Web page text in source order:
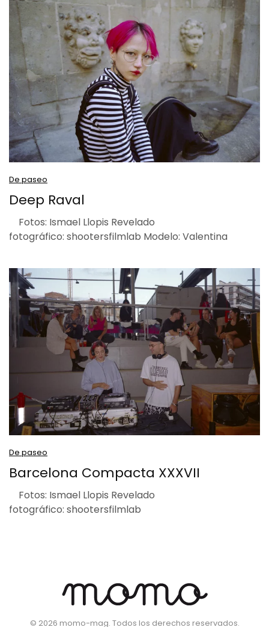
De paseo
Deep Raval
Fotos: Ismael Llopis Revelado
fotográfico: shootersfilmlab Modelo: Valentina
De paseo
Barcelona Compacta XXXVII
Fotos: Ismael Llopis Revelado
fotográfico: shootersfilmlab
© 2026 momo-mag. Todos los derechos reservados.